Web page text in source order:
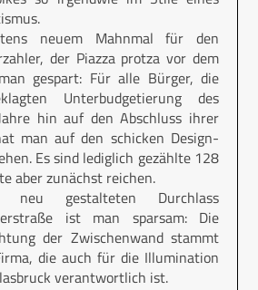
neuem Mahnmal für den
der Piazza protza vor dem
gespart: Für alle Bürger, die
Unterbudgetierung des
hin auf den Abschluss ihrer
man auf den schicken Design-
Es sind lediglich gezählte 128
aber zunächst reichen.
gestalteten Durchlass
ist man sparsam: Die
der Zwischenwand stammt
die auch für die Illumination
verantwortlich ist.